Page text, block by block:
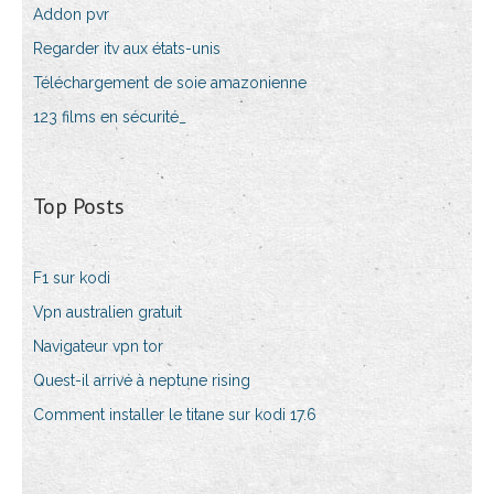
Addon pvr
Regarder itv aux états-unis
Téléchargement de soie amazonienne
123 films en sécurité_
Top Posts
F1 sur kodi
Vpn australien gratuit
Navigateur vpn tor
Quest-il arrivé à neptune rising
Comment installer le titane sur kodi 17.6